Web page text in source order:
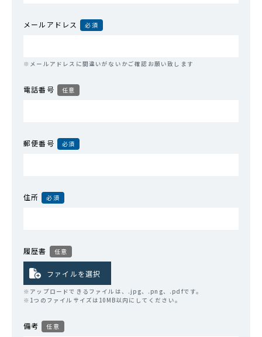
メールアドレス 必須
※メールアドレスに間違いがないかご確認お願い致します
電話番号 任意
郵便番号 必須
住所 必須
履歴書 任意
※アップロードできるファイルは、.jpg、.png、.pdfです。
※1つのファイルサイズは10MB以内にしてください。
備考 任意